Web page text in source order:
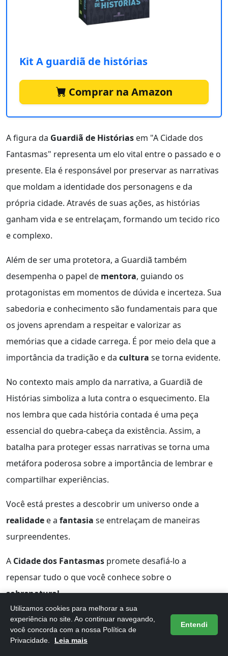
Kit A guardiã de histórias
Comprar na Amazon
A figura da Guardiã de Histórias em "A Cidade dos
Fantasmas" representa um elo vital entre o passado e o
presente. Ela é responsável por preservar as narrativas
que moldam a identidade dos personagens e da
própria cidade. Através de suas ações, as histórias
ganham vida e se entrelaçam, formando um tecido rico
e complexo.
Além de ser uma protetora, a Guardiã também
desempenha o papel de mentora, guiando os
protagonistas em momentos de dúvida e incerteza. Sua
sabedoria e conhecimento são fundamentais para que
os jovens aprendam a respeitar e valorizar as
memórias que a cidade carrega. É por meio dela que a
importância da tradição e da cultura se torna evidente.
No contexto mais amplo da narrativa, a Guardiã de
Histórias simboliza a luta contra o esquecimento. Ela
nos lembra que cada história contada é uma peça
essencial do quebra-cabeça da existência. Assim, a
batalha para proteger essas narrativas se torna uma
metáfora poderosa sobre a importância de lembrar e
compartilhar experiências.
Você está prestes a descobrir um universo onde a
realidade e a fantasia se entrelaçam de maneiras
surpreendentes.
A Cidade dos Fantasmas promete desafiá-lo a
repensar tudo o que você conhece sobre o
sobrenatural.
Prepare-se para personagens cativantes e enredos que
vão prender sua atenção até a última página!
Utilizamos cookies para melhorar a sua
experiência no site. Ao continuar navegando,
você concorda com a nossa Política de
Privacidade.
Leia mais
Entendi